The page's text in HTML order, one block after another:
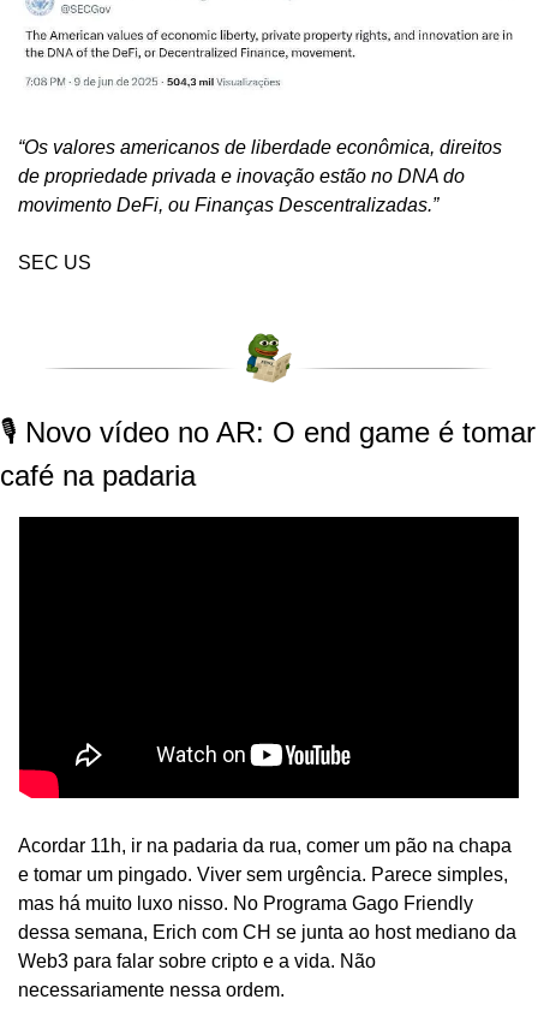
“Os valores americanos de liberdade econômica, direitos
de propriedade privada e inovação estão no DNA do
movimento DeFi, ou Finanças Descentralizadas.”
SEC US
🎙️ Novo vídeo no AR: O end game é tomar
café na padaria
Acordar 11h, ir na padaria da rua, comer um pão na chapa
e tomar um pingado. Viver sem urgência. Parece simples,
mas há muito luxo nisso. No Programa Gago Friendly
dessa semana, Erich com CH se junta ao host mediano da
Web3 para falar sobre cripto e a vida. Não
necessariamente nessa ordem.